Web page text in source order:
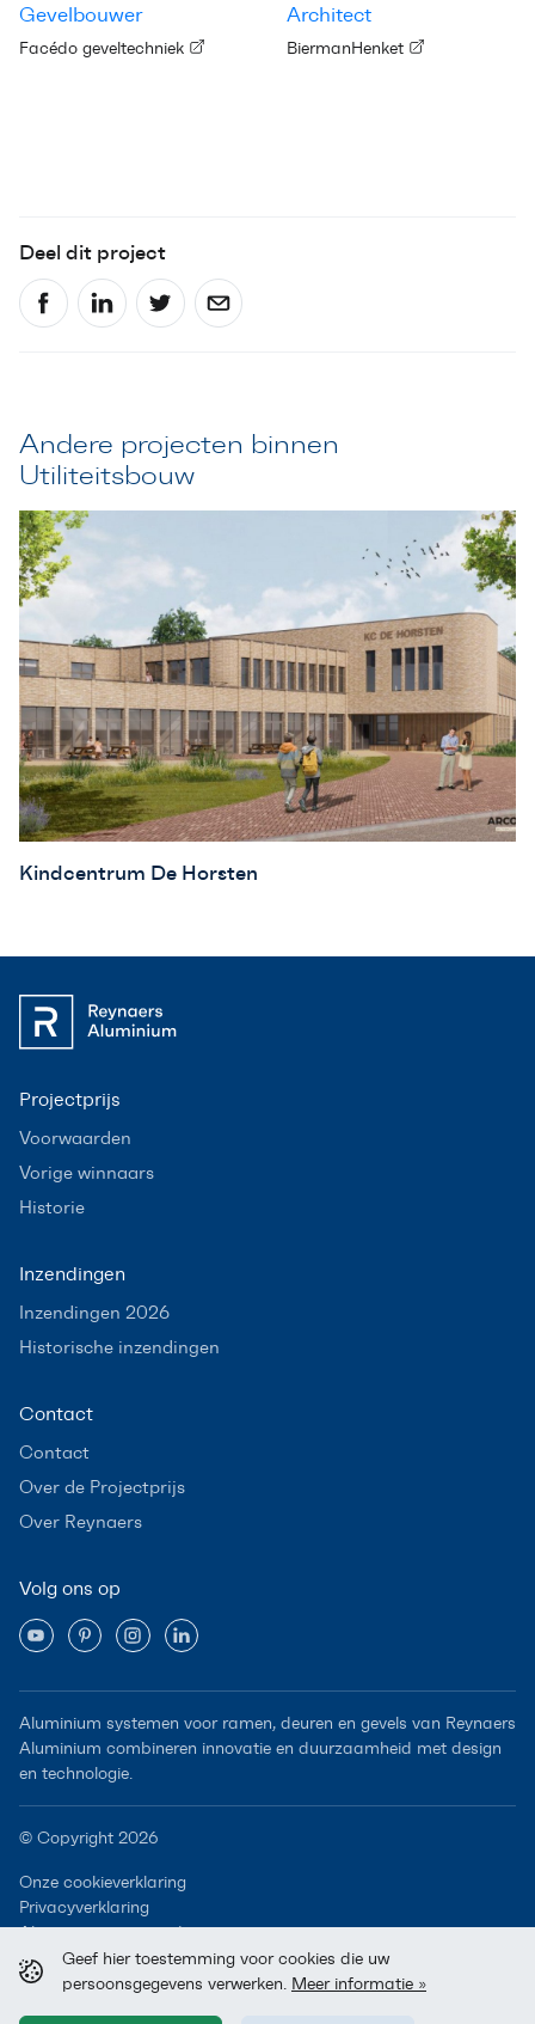
Geef hier toestemming voor cookies die uw
persoonsgegevens verwerken. Meer informatie »
Gevelbouwer
Facédo geveltechniek
Architect
BiermanHenket
Deel dit project
Andere projecten binnen
Utiliteitsbouw
Kindcentrum De Horsten
Projectprijs
Voorwaarden
Vorige winnaars
Historie
Inzendingen
Inzendingen 2026
Historische inzendingen
Contact
Contact
Over de Projectprijs
Over Reynaers
Volg ons op
Aluminium systemen voor ramen, deuren en gevels van Reynaers
Aluminium combineren innovatie en duurzaamheid met design
en technologie.
© Copyright 2026
Onze cookieverklaring
Privacyverklaring
Algemene voorwaarden